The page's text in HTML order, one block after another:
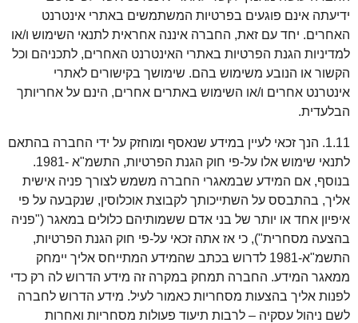
ידיעתה אינם פוגעים בפרטיות המשתמשים באתרי אינטרנט
האחרים. יחד עם זאת, החברה איננה אחראית לתנאי השימוש ו/או
למדיניות הגנת הפרטיות באתרי האינטרנט האחרים, לתכניהם וכל
הקשור או הנובע משימוש בהם. שימושך בקישורים לאתרי
אינטרנט אחרים ו/או השימוש באתרים אחרים, הינם על אחריותך
הבלעדית.
1.11. הנך זכאי לעיין במידע שנאסף ומוחזק על ידי החברה בהתאם
לתנאי שימוש אלו על-פי חוק הגנת הפרטיות, התשמ"א -1981.
בנוסף, אם המידע שבמאגרי החברה משמש לצורך פניה אישית
אליך, בהתבסס על השתייכותך לקבוצת אוכלוסין, שנקבעה על פי
איפיון אחד או יותר של בני אדם ששמותיהם כלולים במאגר ("פניה
בהצעה מסחרית"), כי אז אתה זכאי על-פי חוק הגנת הפרטיות,
התשמ"א-1981 לדרוש בכתב שהמידע המתייחס אליך יימחק
ממאגר המידע. החברה תמחק במקרה זה מידע הדרוש לה רק כדי
לפנות אליך בהצעות מסחריות כאמור לעיל. מידע הדרוש לחברה
לשם ניהול עסקיה – לרבות תיעוד פעולות מסחריות ואחרות